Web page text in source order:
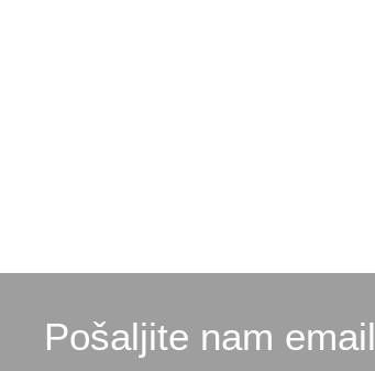
Pošaljite nam email